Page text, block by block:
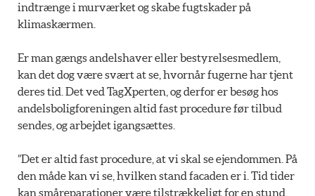
indtrænge i murværket og skabe fugtskader på
klimaskærmen.
Er man gængs andelshaver eller bestyrelsesmedlem,
kan det dog være svært at se, hvornår fugerne har tjent
deres tid. Det ved TagXperten, og derfor er besøg hos
andelsboligforeningen altid fast procedure før tilbud
sendes, og arbejdet igangsættes.
”Det er altid fast procedure, at vi skal se ejendommen. På
den måde kan vi se, hvilken stand facaden er i. Tid tider
kan småreparationer være tilstrækkeligt for en stund.